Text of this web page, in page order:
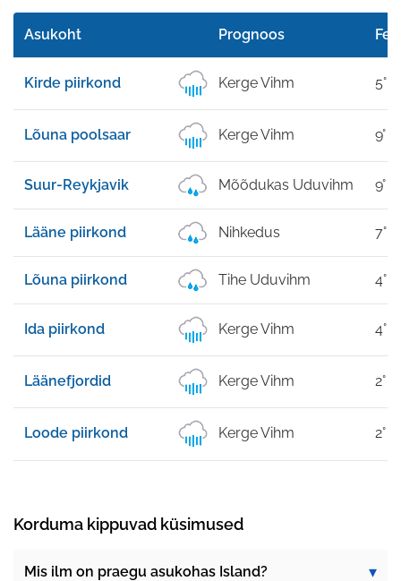
Asukoht Prognoos
Kirde piirkond Kerge Vihm 5°
Lõuna poolsaar Kerge Vihm 9°
Suur-Reykjavik Mõõdukas Uduvihm 9°
Lääne piirkond Nihkedus 7°
Lõuna piirkond Tihe Uduvihm 4°
Ida piirkond Kerge Vihm 4°
Läänefjordid Kerge Vihm 2°
Loode piirkond Kerge Vihm 2°
Korduma kippuvad küsimused
Mis ilm on praegu asukohas Island?